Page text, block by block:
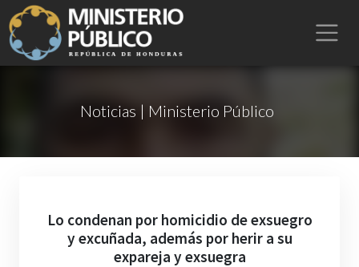
Noticias | Ministerio Público
Lo condenan por homicidio de exsuegro
y excuñada, además por herir a su
expareja y exsuegra